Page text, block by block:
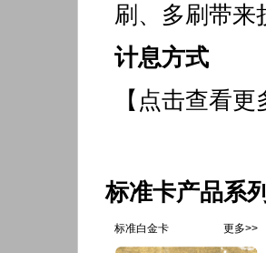
刷、多刷带
计息方式
【点击查看
标准卡产品系
更多>>
标准白金卡